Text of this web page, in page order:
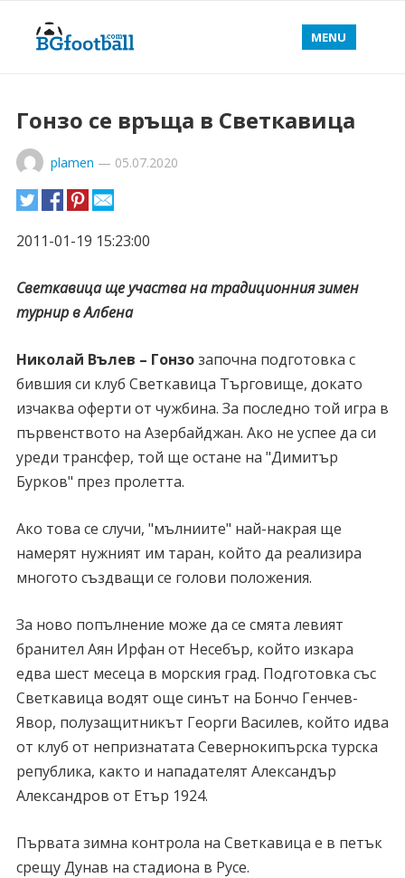
MENU
Гонзо се връща в Светкавица
plamen — 05.07.2020
2011-01-19 15:23:00
Светкавица ще участва на традиционния зимен
турнир в Албена
Николай Вълев – Гонзозапочна подготовка с
бившия си клуб Светкавица Търговище, докато
изчаква оферти от чужбина. За последно той игра в
първенството на Азербайджан. Ако не успее да си
уреди трансфер, той ще остане на "Димитър
Бурков" през пролетта.
Ако това се случи, "мълниите" най-накрая ще
намерят нужният им таран, който да реализира
многото създващи се голови положения.
За ново попълнение може да се смята левият
бранител Аян Ирфан от Несебър, който изкара
едва шест месеца в морския град. Подготовка със
Светкавица водят още синът на Бончо Генчев-
Явор, полузащитникът Георги Василев, който идва
от клуб от непризнатата Севернокипърска турска
република, както и нападателят Александър
Александров от Етър 1924.
Първата зимна контрола на Светкавица е в петък
срещу Дунав на стадиона в Русе.